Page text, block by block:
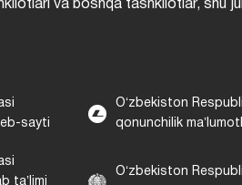
va boshqa tashkilotlar, shu
sayti
Oʻzbekiston
qonunchilik
taʼlimi
Oʻzbekiston